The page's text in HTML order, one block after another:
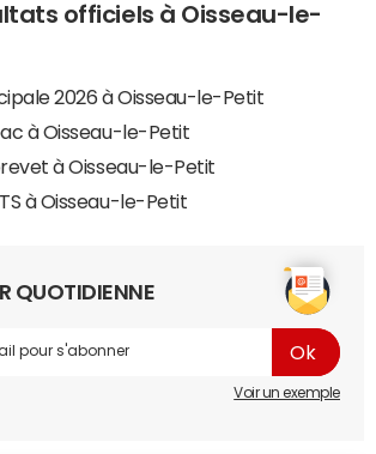
officiels à Oisseau-le-
2026 à Oisseau-le-Petit
à Oisseau-le-Petit
à Oisseau-le-Petit
à Oisseau-le-Petit
QUOTIDIENNE
Voir un exemple